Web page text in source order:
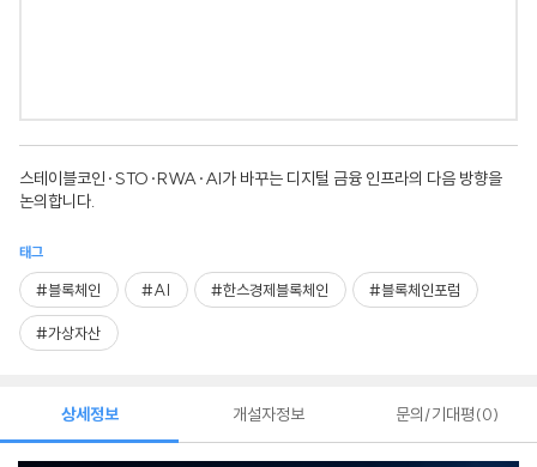
스테이블코인·STO·RWA·AI가 바꾸는 디지털 금융 인프라의 다음 방향을
논의합니다.
태그
#블록체인 #AI #한스경제블록체인 #블록체인포럼
#가상자산
상세정보 개설자정보 문의/기대평 0